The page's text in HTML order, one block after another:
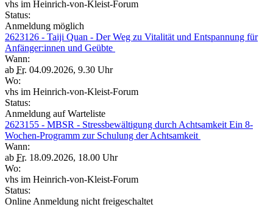
vhs im Heinrich-von-Kleist-Forum
Status:
Anmeldung möglich
2623126 - Taiji Quan - Der Weg zu Vitalität und Entspannung für
Anfänger:innen und Geübte
Wann:
ab Fr. 04.09.2026, 9.30 Uhr
Wo:
vhs im Heinrich-von-Kleist-Forum
Status:
Anmeldung auf Warteliste
2623155 - MBSR - Stressbewältigung durch Achtsamkeit Ein 8-
Wochen-Programm zur Schulung der Achtsamkeit
Wann:
ab Fr. 18.09.2026, 18.00 Uhr
Wo:
vhs im Heinrich-von-Kleist-Forum
Status:
Online Anmeldung nicht freigeschaltet